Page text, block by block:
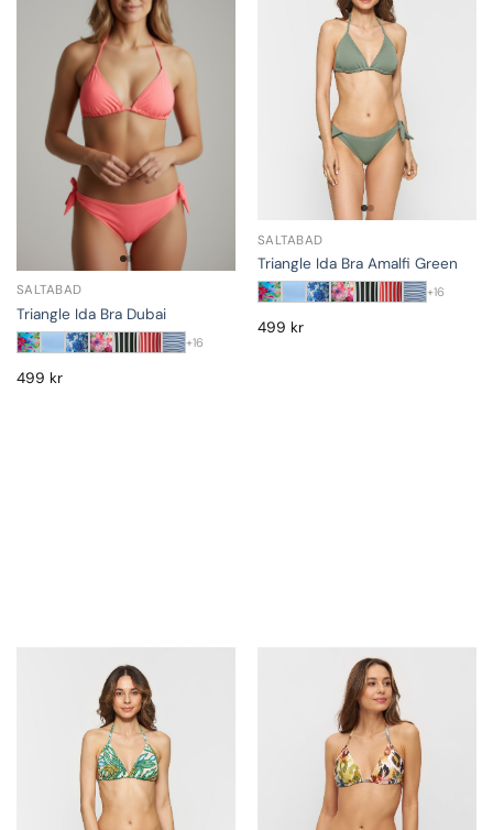
SALTABAD
Triangle Ida Bra Dubai
+16
499 kr
SALTABAD
Triangle Ida Bra Amalfi Green
+16
499 kr